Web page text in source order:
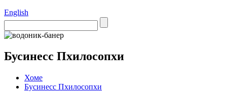
English
Бусинесс Пхилосопхи
Хоме
Бусинесс Пхилосопхи